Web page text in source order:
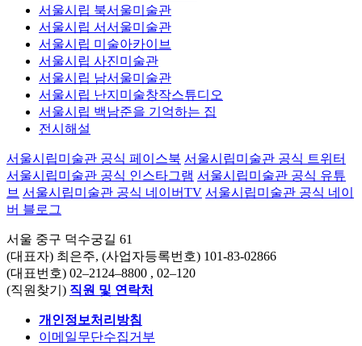
서울시립 북서울미술관
서울시립 서서울미술관
서울시립 미술아카이브
서울시립 사진미술관
서울시립 남서울미술관
서울시립 난지미술창작스튜디오
서울시립 백남준을 기억하는 집
전시해설
서울시립미술관 공식 페이스북 서울시립미술관 공식 트위터
서울시립미술관 공식 인스타그램 서울시립미술관 공식 유튜
브 서울시립미술관 공식 네이버TV 서울시립미술관 공식 네이
버 블로그
서울 중구 덕수궁길 61
(대표자) 최은주, (사업자등록번호) 101-83-02866
(대표번호) 02–2124–8800 , 02–120
(직원찾기) 직원 및 연락처
개인정보처리방침
이메일무단수집거부